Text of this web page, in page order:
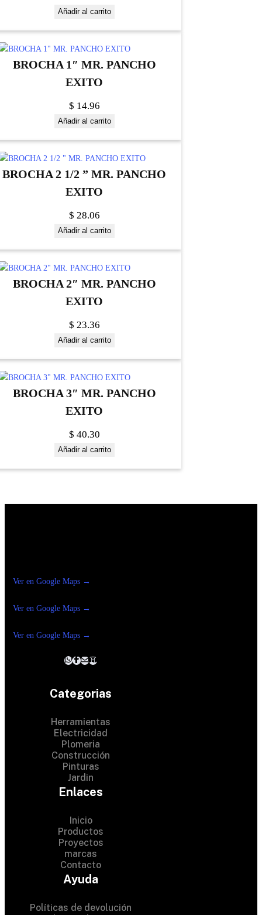
Añadir al carrito
BROCHA 1″ MR. PANCHO
EXITO
$ 14.96
Añadir al carrito
BROCHA 2 1/2 ” MR. PANCHO
EXITO
$ 28.06
Añadir al carrito
BROCHA 2″ MR. PANCHO
EXITO
$ 23.36
Añadir al carrito
BROCHA 3″ MR. PANCHO
EXITO
$ 40.30
Añadir al carrito
Ver en Google Maps →
Ver en Google Maps →
Ver en Google Maps →
Categorias
Herramientas
Electricidad
Plomeria
Construcción
Pinturas
Jardin
Enlaces
Inicio
Productos
Proyectos
marcas
Contacto
Ayuda
Políticas de devolución